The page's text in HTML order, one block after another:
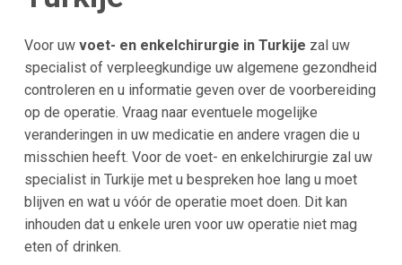
Voor uw voet- en enkelchirurgie in Turkije zal uw
specialist of verpleegkundige uw algemene gezondheid
controleren en u informatie geven over de voorbereiding
op de operatie. Vraag naar eventuele mogelijke
veranderingen in uw medicatie en andere vragen die u
misschien heeft. Voor de voet- en enkelchirurgie zal uw
specialist in Turkije met u bespreken hoe lang u moet
blijven en wat u vóór de operatie moet doen. Dit kan
inhouden dat u enkele uren voor uw operatie niet mag
eten of drinken.